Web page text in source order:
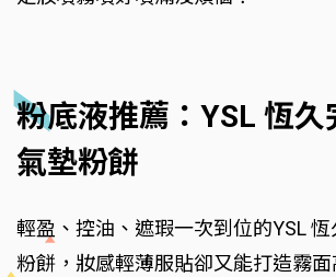
粉底液推薦：YSL 恆久
氣墊粉餅
輕盈、控油、遮瑕一次到位的YSL
粉餅，妝感輕薄服貼卻又能打造霧